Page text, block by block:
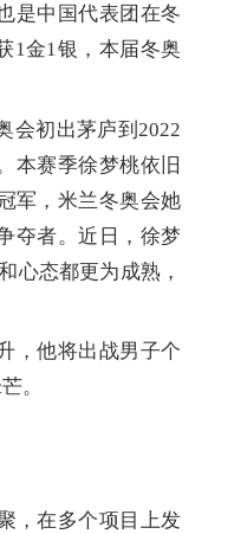
中国代表团在冬
1金1银，本届冬奥
初出茅庐到2022
本赛季徐梦桃依旧
军，米兰冬奥会她
夺者。近日，徐梦
心态都更为成熟，
他将出战男子个
。
，在多个项目上发